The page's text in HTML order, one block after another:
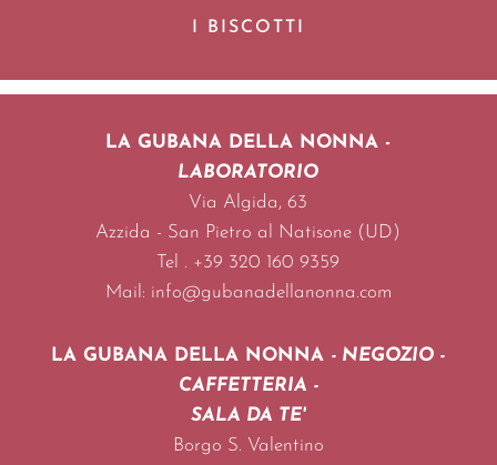
I BISCOTTI
LA GUBANA DELLA NONNA -
LABORATORIO
Via Algida, 63
Azzida - San Pietro al Natisone (UD)
Tel . +39 320 160 9359
Mail: info@gubanadellanonna.com
LA GUBANA DELLA NONNA - NEGOZIO -
CAFFETTERIA -
SALA DA TE'
Borgo S. Valentino